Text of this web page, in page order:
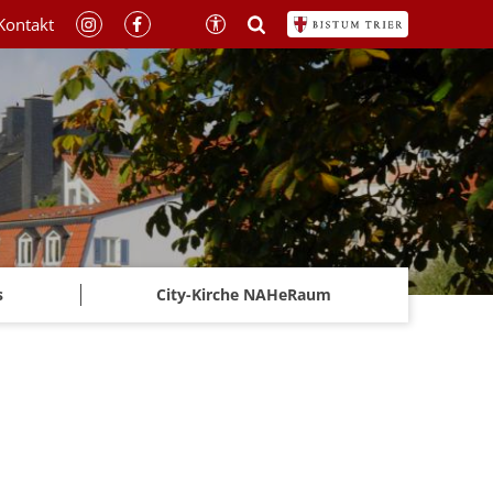
City-Kirche NAHeRaum